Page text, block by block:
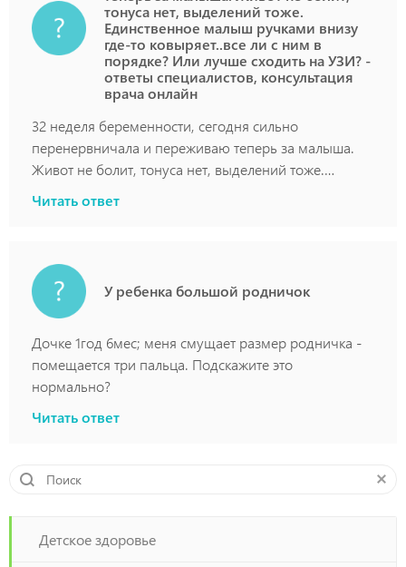
тонуса нет, выделений тоже.
Единственное малыш ручками внизу
где-то ковыряет..все ли с ним в
порядке? Или лучше сходить на УЗИ? -
ответы специалистов, консультация
врача онлайн
32 неделя беременности, сегодня сильно
перенервничала и переживаю теперь за малыша.
Живот не болит, тонуса нет, выделений тоже.
Читать ответ
У ребенка большой родничок
Дочке 1год 6мес; меня смущает размер родничка -
помещается три пальца. Подскажите это
нормально?
Читать ответ
Детское здоровье